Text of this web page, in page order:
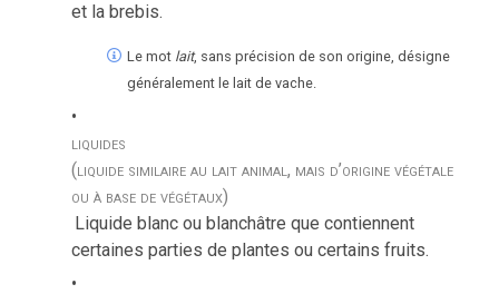
et la brebis.
Le mot lait, sans précision de son origine, désigne
généralement le lait de vache.
liquides
(liquide similaire au lait animal, mais d’origine végétale
ou à base de végétaux)
Liquide blanc ou blanchâtre que contiennent
certaines parties de plantes ou certains fruits.